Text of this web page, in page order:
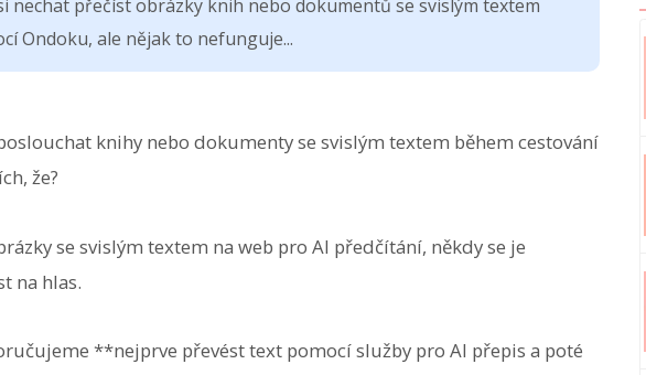
nechat přečíst obrázky knih nebo dokumentů se svislým textem
Ondoku, ale nějak to nefunguje...
knihy nebo dokumenty se svislým textem během cestování
že?
se svislým textem na web pro AI předčítání, někdy se je
na hlas.
**nejprve převést text pomocí služby pro AI přepis a poté